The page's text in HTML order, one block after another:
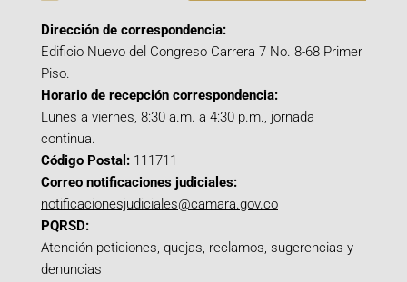
Dirección de correspondencia:
Edificio Nuevo del Congreso Carrera 7 No. 8-68 Primer
Piso.
Horario de recepción correspondencia:
Lunes a viernes, 8:30 a.m. a 4:30 p.m., jornada
continua.
Código Postal: 111711
Correo notificaciones judiciales:
notificacionesjudiciales@camara.gov.co
PQRSD:
Atención peticiones, quejas, reclamos, sugerencias y
denuncias